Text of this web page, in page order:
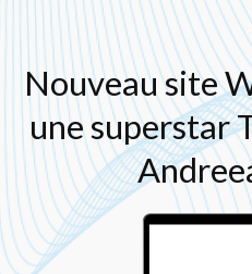
Nouveau site
une superstar